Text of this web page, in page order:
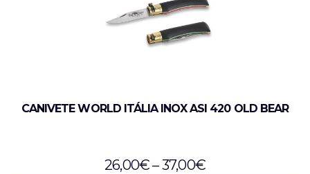
CANIVETE WORLD ITÁLIA INOX ASI 420 OLD BEAR
26,00€–37,00€